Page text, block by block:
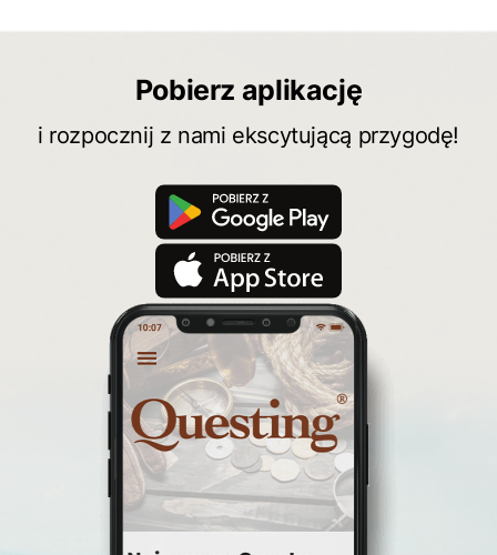
Pobierz aplikację
i rozpocznij z nami ekscytującą przygodę!